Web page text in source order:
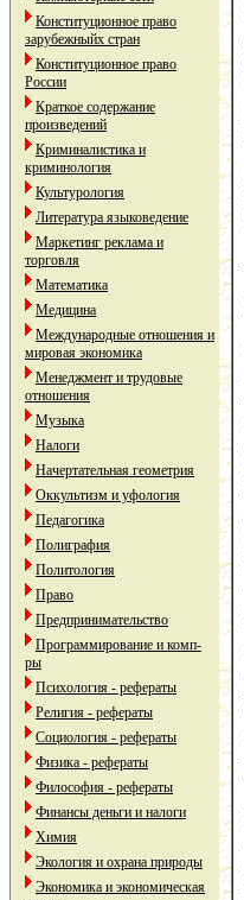
Конституционное право
зарубежныйх стран
Конституционное право
России
Краткое содержание
произведений
Криминалистика и
криминология
Культурология
Литература языковедение
Маркетинг реклама и
торговля
Математика
Медицина
Международные отношения и
мировая экономика
Менеджмент и трудовые
отношения
Музыка
Налоги
Начертательная геометрия
Оккультизм и уфология
Педагогика
Полиграфия
Политология
Право
Предпринимательство
Программирование и комп-
ры
Психология - рефераты
Религия - рефераты
Социология - рефераты
Физика - рефераты
Философия - рефераты
Финансы деньги и налоги
Химия
Экология и охрана природы
Экономика и экономическая